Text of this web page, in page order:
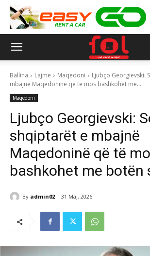
Ballina Lajme Maqedoni
Ljubço Georgievski:
mbajnë Maqedoninë që të mos bashkohet me...
Maqedoni
Ljubço Georgievski:
shqiptarët e mbajnë
Maqedoninë që të
bashkohet me botën
By admin02 31 Maj, 2026